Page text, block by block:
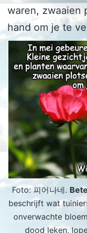
waren, zwaaien
hand om je te
Foto: 피어나네.
beschrijft wat
onverwachte
dood leken,